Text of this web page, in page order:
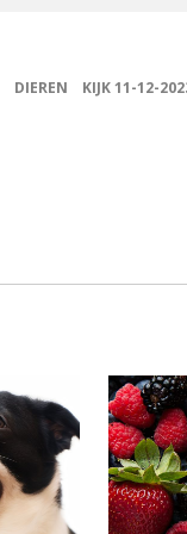
DIEREN KIJK 11-12-